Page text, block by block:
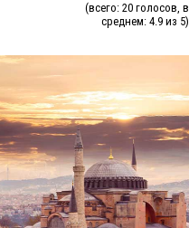
(всего: 20 голосов, в
среднем: 4.9 из 5)